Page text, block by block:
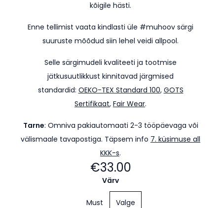
kõigile hästi.
Enne tellimist vaata kindlasti üle #muhoov särgi
suuruste mõõdud siin lehel veidi allpool.
Selle särgimudeli kvaliteeti ja tootmise
jätkusuutlikkust kinnitavad järgmised
standardid: OEKO-TEX Standard 100, GOTS
Sertifikaat, Fair Wear.
Tarne: Omniva pakiautomaati 2-3 tööpäevaga või
välismaale tavapostiga. Täpsem info 7. küsimuse all
KKK-s.
€33.00
Värv
Must Valge